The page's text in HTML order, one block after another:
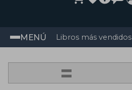
MENÚ Libros más vendidos
=